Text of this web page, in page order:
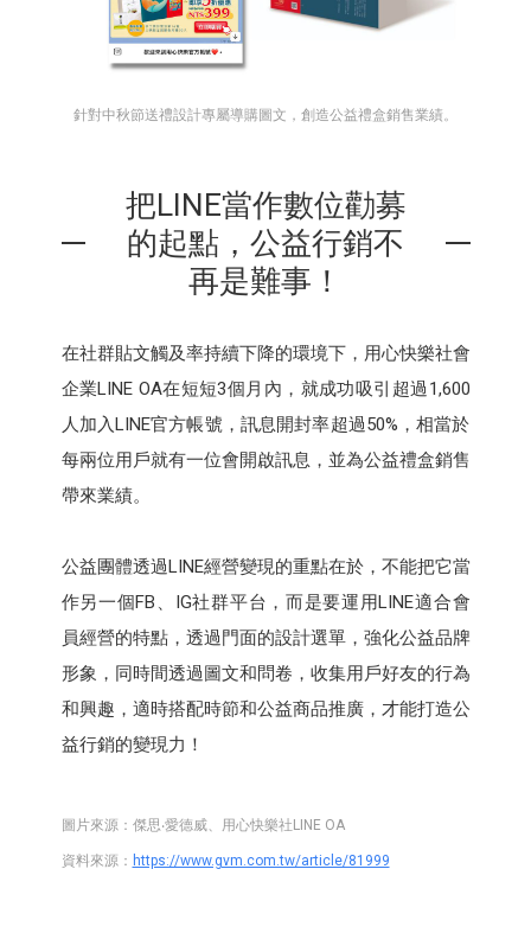
針對中秋節送禮設計專屬導購圖文，創造公益禮盒銷售業績。
把LINE當作數位勸募
的起點，公益行銷不
再是難事！
在社群貼文觸及率持續下降的環境下，用心快樂社會
企業LINE OA在短短3個月內，就成功吸引超過1,600
人加入LINE官方帳號，訊息開封率超過50%，相當於
每兩位用戶就有一位會開啟訊息，並為公益禮盒銷售
帶來業績。
公益團體透過LINE經營變現的重點在於，不能把它當
作另一個FB、IG社群平台，而是要運用LINE適合會
員經營的特點，透過門面的設計選單，強化公益品牌
形象，同時間透過圖文和問卷，收集用戶好友的行為
和興趣，適時搭配時節和公益商品推廣，才能打造公
益行銷的變現力！
圖片來源：傑思‧愛德威、用心快樂社LINE OA
資料來源： https://www.gvm.com.tw/article/81999